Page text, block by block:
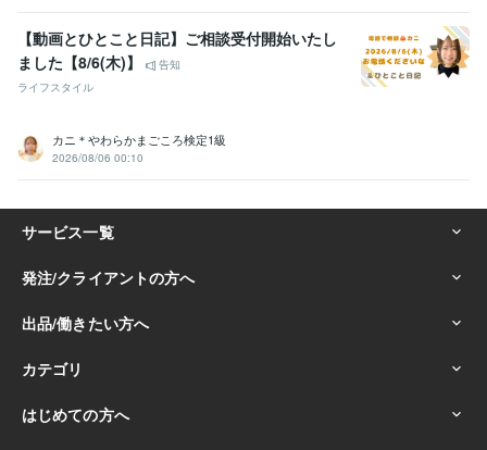
【動画とひとこと日記】ご相談受付開始いたし
ました【8/6(木)】
告知
ライフスタイル
カニ＊やわらかまごころ検定1級
2026/08/06 00:10